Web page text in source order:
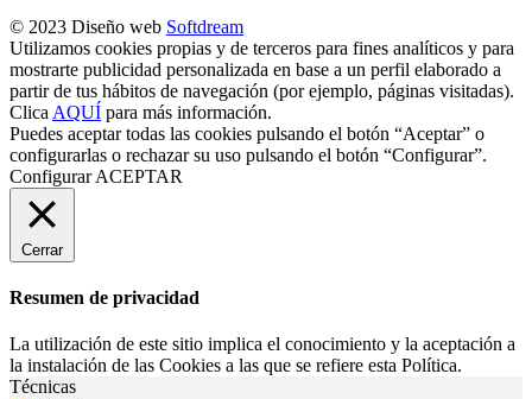
© 2023 Diseño web Softdream
Utilizamos cookies propias y de terceros para fines analíticos y para
mostrarte publicidad personalizada en base a un perfil elaborado a
partir de tus hábitos de navegación (por ejemplo, páginas visitadas).
Clica AQUÍ para más información.
Puedes aceptar todas las cookies pulsando el botón “Aceptar” o
configurarlas o rechazar su uso pulsando el botón “Configurar”.
Configurar ACEPTAR
Cerrar
Resumen de privacidad
La utilización de este sitio implica el conocimiento y la aceptación a
la instalación de las Cookies a las que se refiere esta Política.
Técnicas